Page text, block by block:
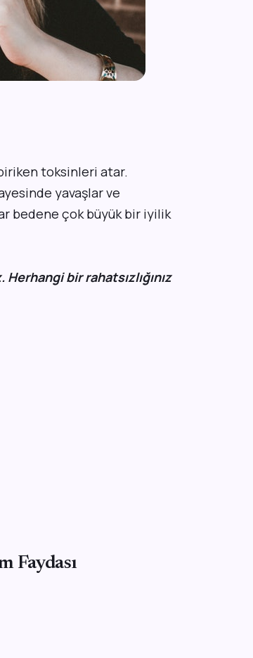
toksinleri atar.
yavaşlar ve
bedene çok büyük bir iyilik
bir rahatsızlığınız
Faydası